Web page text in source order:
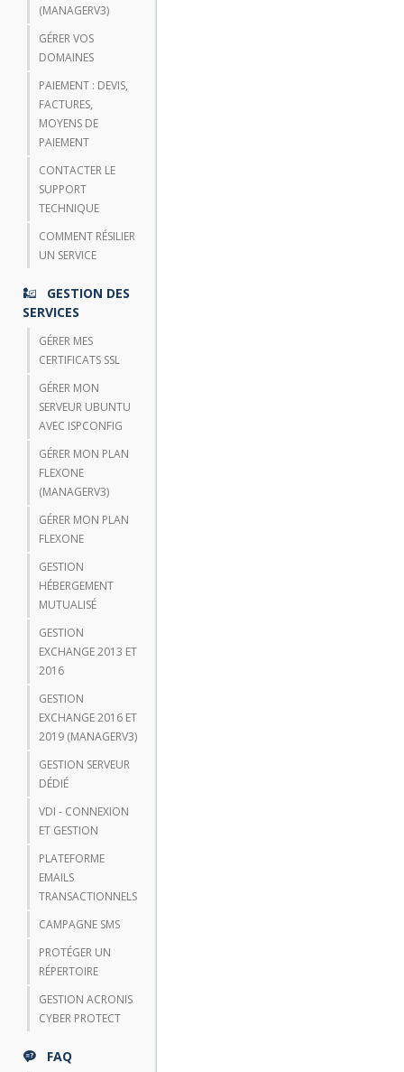
(MANAGERV3)
GÉRER VOS
DOMAINES
PAIEMENT : DEVIS,
FACTURES,
MOYENS DE
PAIEMENT
CONTACTER LE
SUPPORT
TECHNIQUE
COMMENT RÉSILIER
UN SERVICE
GESTION DES
SERVICES
GÉRER MES
CERTIFICATS SSL
GÉRER MON
SERVEUR UBUNTU
AVEC ISPCONFIG
GÉRER MON PLAN
FLEXONE
(MANAGERV3)
GÉRER MON PLAN
FLEXONE
GESTION
HÉBERGEMENT
MUTUALISÉ
GESTION
EXCHANGE 2013 ET
2016
GESTION
EXCHANGE 2016 ET
2019 (MANAGERV3)
GESTION SERVEUR
DÉDIÉ
VDI - CONNEXION
ET GESTION
PLATEFORME
EMAILS
TRANSACTIONNELS
CAMPAGNE SMS
PROTÉGER UN
RÉPERTOIRE
GESTION ACRONIS
CYBER PROTECT
FAQ